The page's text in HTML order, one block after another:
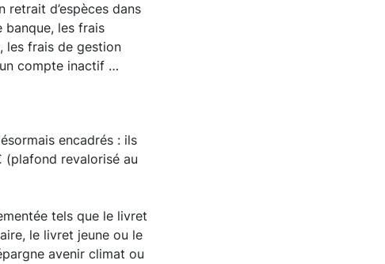
retrait d’espèces dans
banque, les frais
les frais de gestion
compte inactif …
encadrés : ils
(plafond revalorisé au
tels que le livret
le livret jeune ou le
avenir climat ou